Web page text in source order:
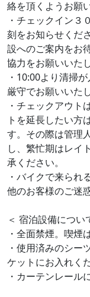
絡を頂くようお願
・チェックイン３
刻をお知らせくだ
設へのご案内をお
協力をお願いいた
・10:00より清掃
厳守でお願いいた
・チェックアウト
トを延⻑したい方
す。その際は管理
し、繁忙期はレイ
承ください。
・バイクで来られ
他のお客様のご迷
＜ 宿泊設備につい
・全面禁煙。喫煙
・使用済みのシー
ケットにお入れく
・カーテンレール